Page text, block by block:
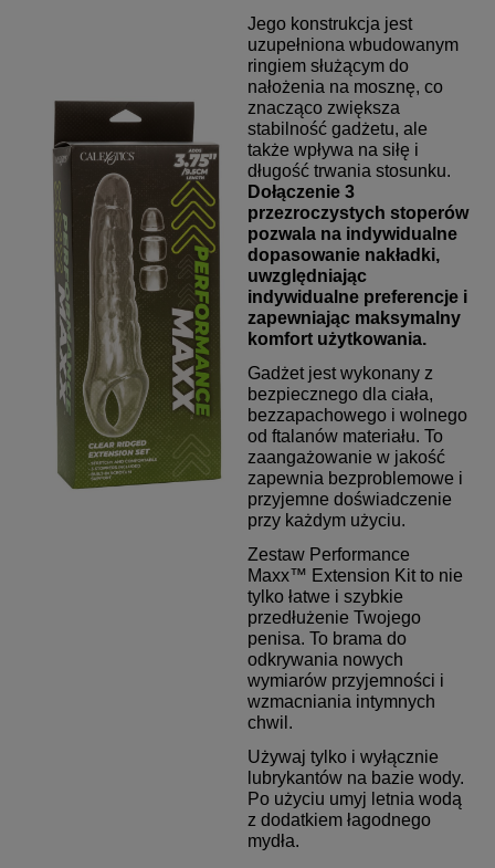
Jego konstrukcja jest
uzupełniona wbudowanym
ringiem służącym do
nałożenia na mosznę, co
znacząco zwiększa
stabilność gadżetu, ale
także wpływa na siłę i
długość trwania stosunku.
Dołączenie 3
przezroczystych stoperów
pozwala na indywidualne
dopasowanie nakładki,
uwzględniając
indywidualne preferencje i
zapewniając maksymalny
komfort użytkowania.
Gadżet jest wykonany z
bezpiecznego dla ciała,
bezzapachowego i wolnego
od ftalanów materiału. To
zaangażowanie w jakość
zapewnia bezproblemowe i
przyjemne doświadczenie
przy każdym użyciu.
Zestaw Performance
Maxx™ Extension Kitto nie
tylko łatwe i szybkie
przedłużenie Twojego
penisa. To brama do
odkrywania nowych
wymiarów przyjemności i
wzmacniania intymnych
chwil.
Używaj tylko i wyłącznie
lubrykantów na bazie wody.
Po użyciu umyj letnia wodą
z dodatkiem łagodnego
mydła.